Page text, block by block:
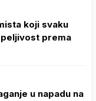
koji svaku
prema
u napadu na